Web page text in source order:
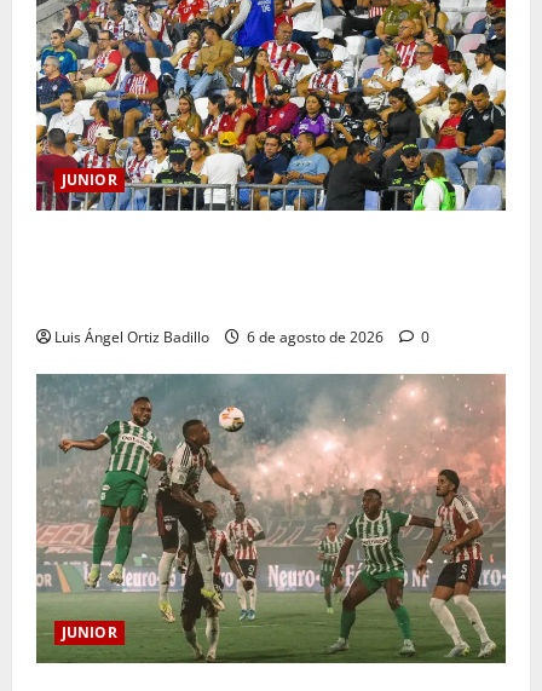
JUNIOR
Luis Ángel Ortiz Badillo 6 de agosto de 2026 0
JUNIOR